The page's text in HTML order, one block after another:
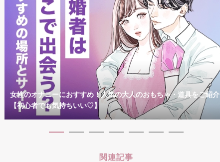
女性のオナニーにおすすめ！人気の大人のおもちゃ・道具をご紹介
【初心者でも気持ちいい♡】
関連記事